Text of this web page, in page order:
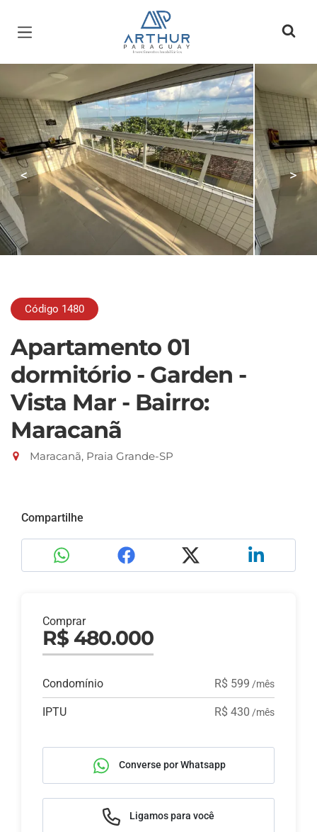
Página inicial
< >
Código 1480
Apartamento 01
dormitório - Garden -
Vista Mar - Bairro:
Maracanã
Maracanã, Praia Grande-SP
Compartilhe
Comprar
R$ 480.000
Condomínio R$ 599 /mês
IPTU R$ 430 /mês
Converse por Whatsapp
Ligamos para você